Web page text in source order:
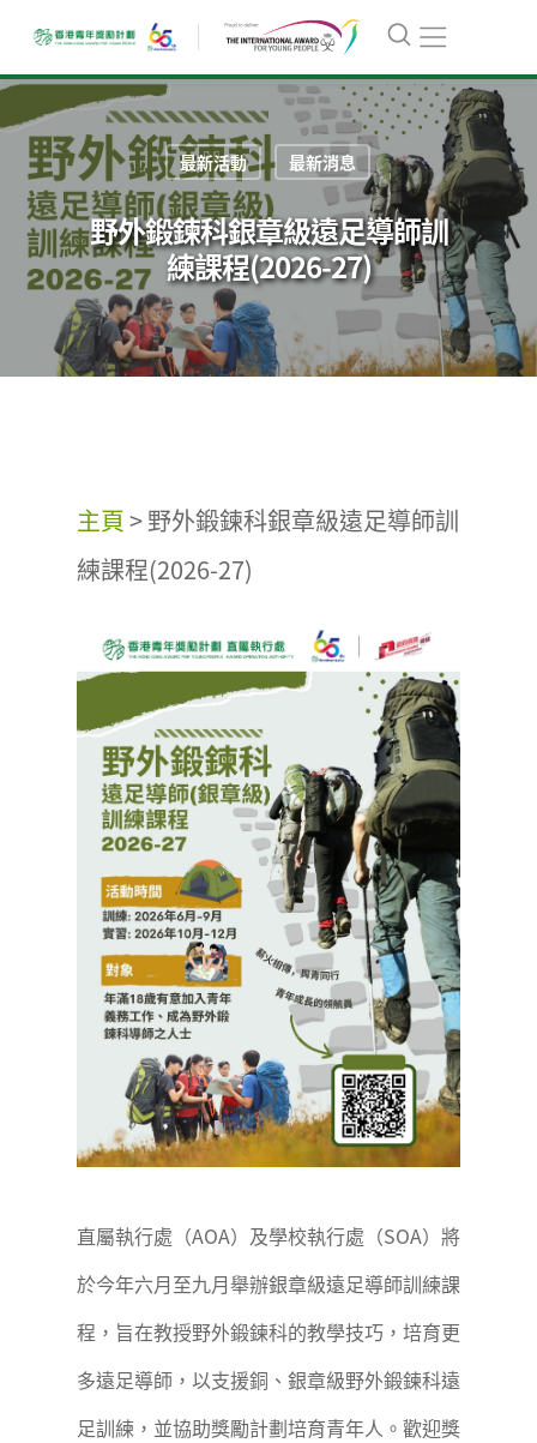
最新活動 最新消息
野外鍛鍊科銀章級遠足導師訓
練課程(2026-27)
主頁>野外鍛鍊科銀章級遠足導師訓
練課程(2026-27)
直屬執行處（AOA）及學校執行處（SOA）將
於今年六月至九月舉辦銀章級遠足導師訓練課
程，旨在教授野外鍛鍊科的教學技巧，培育更
多遠足導師，以支援銅、銀章級野外鍛鍊科遠
足訓練，並協助獎勵計劃培育青年人。歡迎獎